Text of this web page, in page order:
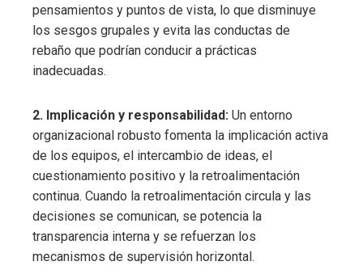
pensamientos y puntos de vista, lo que disminuye
los sesgos grupales y evita las conductas de
rebaño que podrían conducir a prácticas
inadecuadas.
2. Implicación y responsabilidad: Un entorno
organizacional robusto fomenta la implicación activa
de los equipos, el intercambio de ideas, el
cuestionamiento positivo y la retroalimentación
continua. Cuando la retroalimentación circula y las
decisiones se comunican, se potencia la
transparencia interna y se refuerzan los
mecanismos de supervisión horizontal.